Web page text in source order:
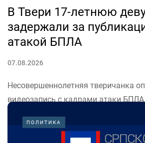
В Твери 17-летнюю
задержали за
атакой БПЛА
07.08.2026
Несовершеннолетняя тверичанка
видеозапись с кадрами атаки
УМВД России по Тверской области.
ПОЛИТИКА